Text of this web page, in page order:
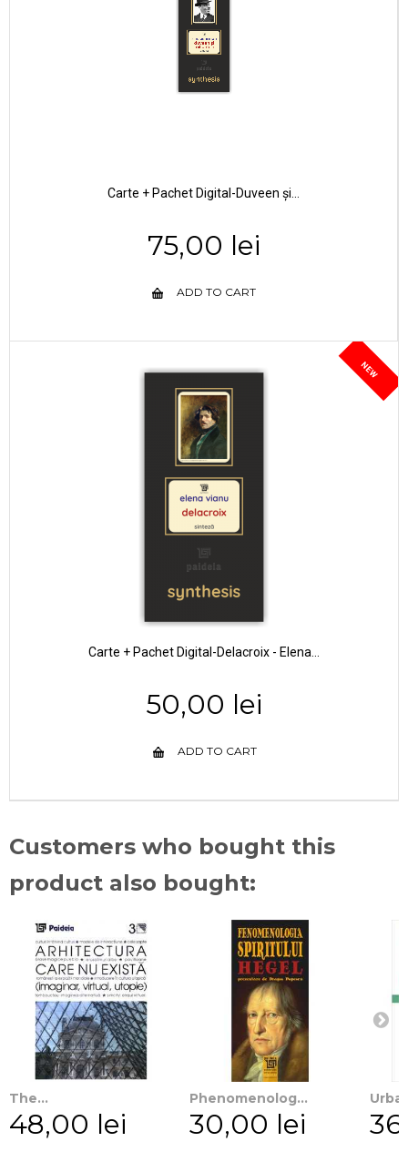
Carte + Pachet Digital-Duveen și...
75,00 lei
ADD TO CART
NEW
Carte + Pachet Digital-Delacroix - Elena...
50,00 lei
ADD TO CART
Customers who bought this
product also bought:
The...
48,00 lei
Phenomenolog...
30,00 lei